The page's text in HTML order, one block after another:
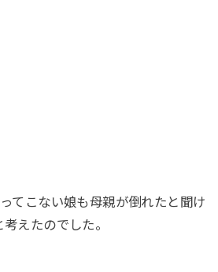
てこない娘も母親が倒れたと聞け
えたのでした。